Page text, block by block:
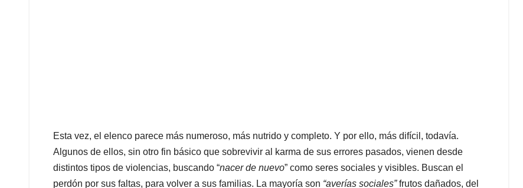
Esta vez, el elenco parece más numeroso, más nutrido y completo. Y por ello, más difícil, todavía.
Algunos de ellos, sin otro fin básico que sobrevivir al karma de sus errores pasados, vienen desde
distintos tipos de violencias, buscando “nacer de nuevo” como seres sociales y visibles. Buscan el
perdón por sus faltas, para volver a sus familias. La mayoría son “averías sociales”frutos dañados, del